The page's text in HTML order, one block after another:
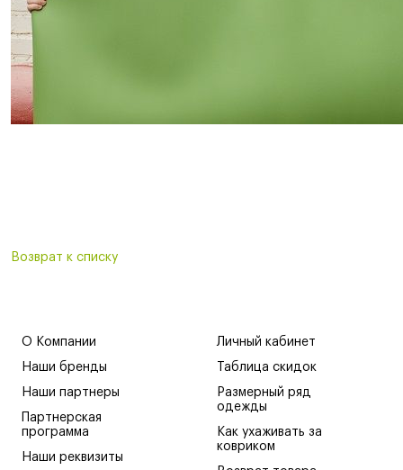
Возврат к списку
О Компании
Наши бренды
Наши партнеры
Партнерская
программа
Наши реквизиты
Личный кабинет
Таблица скидок
Размерный ряд
одежды
Как ухаживать за
ковриком